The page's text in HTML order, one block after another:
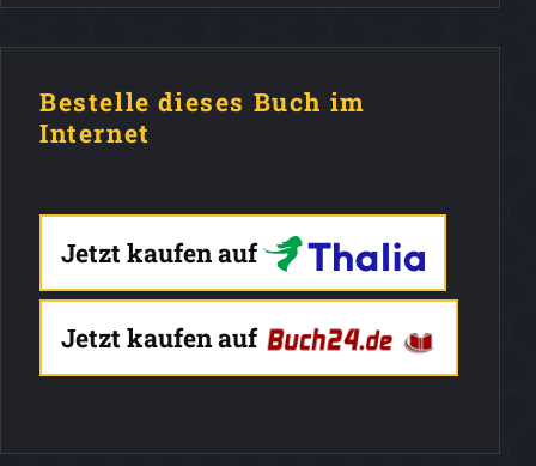
Bestelle dieses Buch im
Internet
Jetzt kaufen auf
Jetzt kaufen auf